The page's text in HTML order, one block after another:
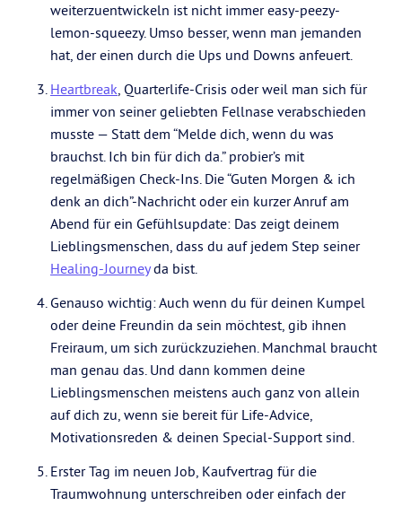
weiterzuentwickeln ist nicht immer easy-peezy-
lemon-squeezy. Umso besser, wenn man jemanden
hat, der einen durch die Ups und Downs anfeuert.
Heartbreak, Quarterlife-Crisis oder weil man sich für
immer von seiner geliebten Fellnase verabschieden
musste — Statt dem “Melde dich, wenn du was
brauchst. Ich bin für dich da.” probier’s mit
regelmäßigen Check-Ins. Die “Guten Morgen & ich
denk an dich”-Nachricht oder ein kurzer Anruf am
Abend für ein Gefühlsupdate: Das zeigt deinem
Lieblingsmenschen, dass du auf jedem Step seiner
Healing-Journeyda bist.
Genauso wichtig: Auch wenn du für deinen Kumpel
oder deine Freundin da sein möchtest, gib ihnen
Freiraum, um sich zurückzuziehen. Manchmal braucht
man genau das. Und dann kommen deine
Lieblingsmenschen meistens auch ganz von allein
auf dich zu, wenn sie bereit für Life-Advice,
Motivationsreden & deinen Special-Support sind.
Erster Tag im neuen Job, Kaufvertrag für die
Traumwohnung unterschreiben oder einfach der